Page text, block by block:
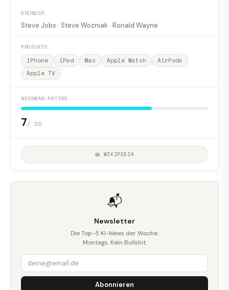
GRÜNDER
Steve Jobs · Steve Wozniak · Ronald Wayne
PRODUKTE
iPhone iPad Mac Apple Watch
AirPods
Apple TV
NERDMAN-RATING
7/ 10
📖 WIKIPEDIA
📬
Newsletter
Die Top-5 KI-News der Woche.
Montags. Kein Bullshit.
Abonnieren